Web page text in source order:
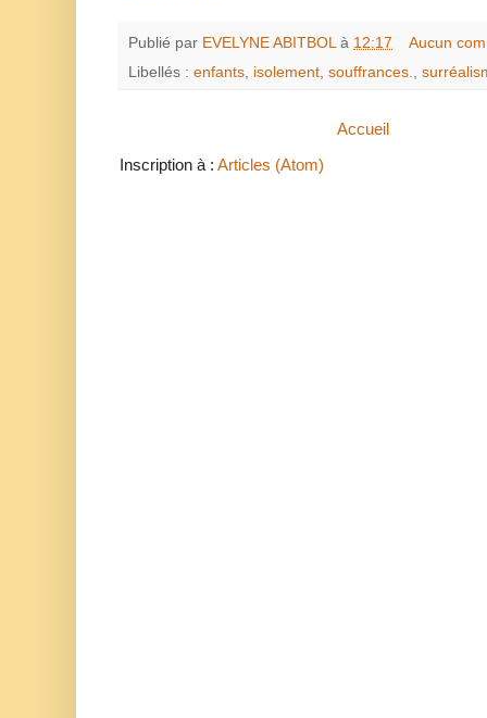
Publié par EVELYNE ABITBOL à 12:17
Aucun
Libellés : enfants isolement souffrances.
Accueil
Inscription à : Articles (Atom)